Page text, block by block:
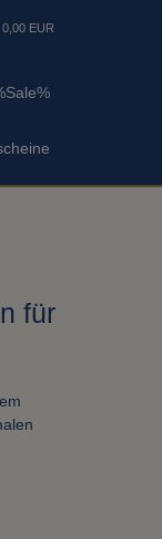
0,00 EUR
für